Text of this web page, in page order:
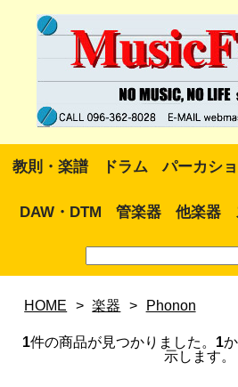
教則・楽譜 ドラム パーカシ
DAW・DTM 管楽器 他楽器
HOME > 楽器 > Phonon
1件の商品が見つかりました。 1
示します。